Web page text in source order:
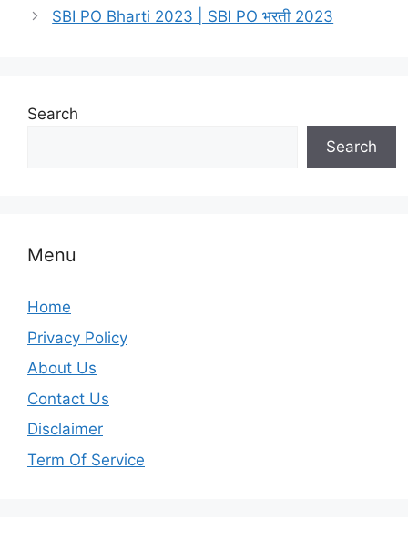
SBI PO Bharti 2023 | SBI PO भरती 2023
Search
Search
Menu
Home
Privacy Policy
About Us
Contact Us
Disclaimer
Term Of Service